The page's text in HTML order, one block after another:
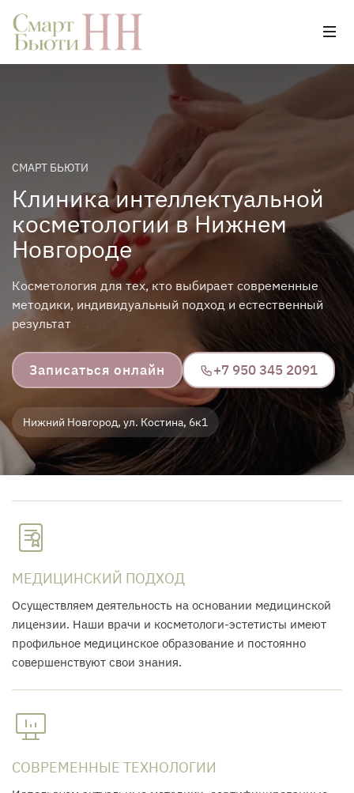
СМАРТ БЬЮТИ
Клиника интеллектуальной
косметологии в Нижнем
Новгороде
Косметология для тех, кто выбирает современные
методики, индивидуальный подход и естественный
результат
Записаться онлайн +7 950 345 2091
Нижний Новгород, ул. Костина, 6к1
МЕДИЦИНСКИЙ ПОДХОД
Осуществляем деятельность на основании медицинской
лицензии. Наши врачи и косметологи-эстетисты имеют
профильное медицинское образование и постоянно
совершенствуют свои знания.
СОВРЕМЕННЫЕ ТЕХНОЛОГИИ